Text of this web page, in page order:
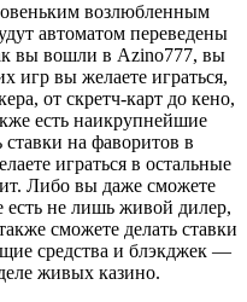
возлюбленным
автоматом переведены
вы вошли в Azino777, вы
игр вы желаете играться,
от скретч-карт до кено,
есть наикрупнейшие
на фаворитов в
играться в остальные
Либо вы даже сможете
есть не лишь живой дилер,
сможете делать ставки
средства и блэкджек —
живых казино.